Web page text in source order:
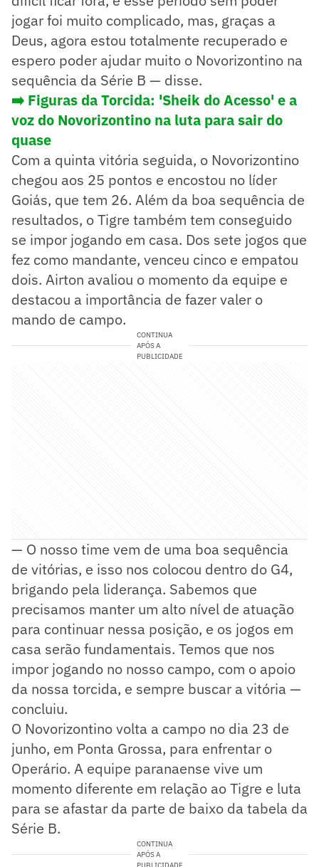
jogar foi muito complicado, mas, graças a
Deus, agora estou totalmente recuperado e
espero poder ajudar muito o Novorizontino na
sequência da Série B — disse.
➡️ Figuras da Torcida: 'Sheik do Acesso' e a
voz do Novorizontino na luta para sair do
quase
Com a quinta vitória seguida, o Novorizontino
chegou aos 25 pontos e encostou no líder
Goiás, que tem 26. Além da boa sequência de
resultados, o Tigre também tem conseguido
se impor jogando em casa. Dos sete jogos que
fez como mandante, venceu cinco e empatou
dois. Airton avaliou o momento da equipe e
destacou a importância de fazer valer o
mando de campo.
CONTINUA
APÓS A
PUBLICIDADE
— O nosso time vem de uma boa sequência
de vitórias, e isso nos colocou dentro do G4,
brigando pela liderança. Sabemos que
precisamos manter um alto nível de atuação
para continuar nessa posição, e os jogos em
casa serão fundamentais. Temos que nos
impor jogando no nosso campo, com o apoio
da nossa torcida, e sempre buscar a vitória —
concluiu.
O Novorizontino volta a campo no dia 23 de
junho, em Ponta Grossa, para enfrentar o
Operário. A equipe paranaense vive um
momento diferente em relação ao Tigre e luta
para se afastar da parte de baixo da tabela da
Série B.
CONTINUA
APÓS A
PUBLICIDADE